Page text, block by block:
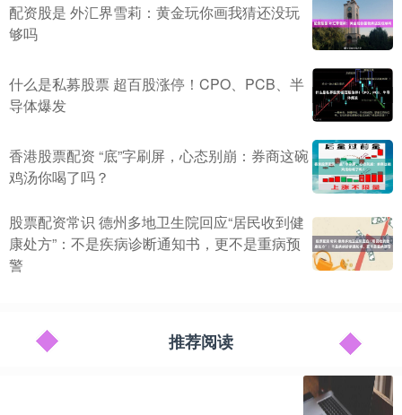
配资股是 外汇界雪莉：黄金玩你画我猜还没玩
够吗
什么是私募股票 超百股涨停！CPO、PCB、半
导体爆发
香港股票配资 “底”字刷屏，心态别崩：券商这碗
鸡汤你喝了吗？
股票配资常识 德州多地卫生院回应“居民收到健
康处方”：不是疾病诊断通知书，更不是重病预
警
推荐阅读